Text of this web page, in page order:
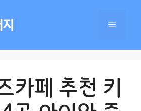
메
카페 추천 키